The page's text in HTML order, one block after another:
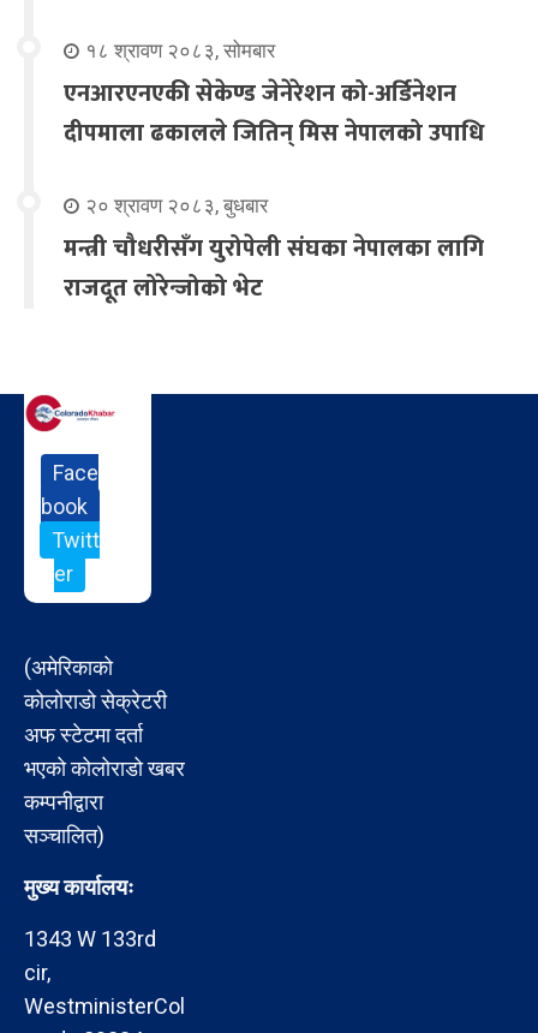
१८ श्रावण २०८३, सोमबार
एनआरएनएकी सेकेण्ड जेनेरेशन को-अर्डिनेशन
दीपमाला ढकालले जितिन् मिस नेपालको उपाधि
२० श्रावण २०८३, बुधबार
मन्त्री चौधरीसँग युरोपेली संघका नेपालका लागि
राजदूत लोरेन्जोको भेट
Face
book
Twitt
er
(अमेरिकाको
कोलोराडो सेक्रेटरी
अफ स्टेटमा दर्ता
भएको कोलोराडो खबर
कम्पनीद्वारा
सञ्चालित)
मुख्य कार्यालयः
1343 W 133rd
cir,
WestministerCol